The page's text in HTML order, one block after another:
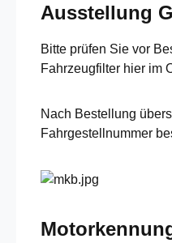
Ausstellung
Bitte prüfen Sie vor
Fahrzeugfilter hier im
Nach Bestellung
Fahrgestellnummer